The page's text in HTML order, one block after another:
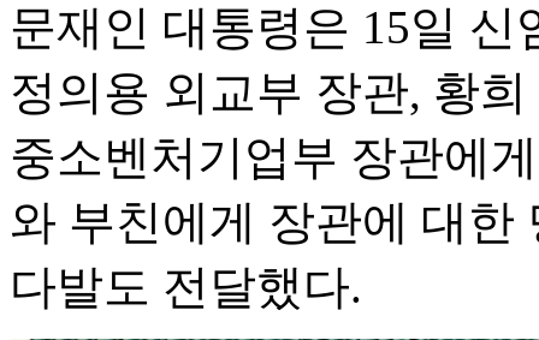
문재인 대통령은 15일
정의용 외교부 장관, 황
중소벤처기업부 장관에
와 부친에게 장관에 대한
다발도 전달했다.